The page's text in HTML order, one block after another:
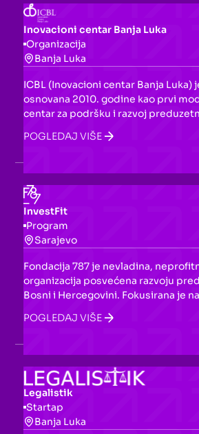
Inovacioni centar Banja Luka
Organizacija
Banja Luka
ICBL (Inovacioni centar Banja Luka)
osnovana 2010. godine kao prvi
centar za podršku i razvoj
Srpskoj. Djeluje kao biznis inkubator
neformalno obrazovanje, pomažući
treninge, edukacije i povezivanje s
POGLEDAJ VIŠE
InvestFit
Program
Sarajevo
Fondacija 787 je nevladina,
organizacija posvećena razvoju
Bosni i Hercegovini. Fokusirana je
i mladima kroz programe inkubacije,
akceleracije, akceleracije i
startup ekosistema u BiH.
POGLEDAJ VIŠE
Legalistik
Startap
Banja Luka